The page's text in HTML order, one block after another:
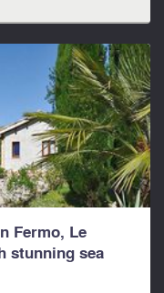
Fermo, Le
stunning sea